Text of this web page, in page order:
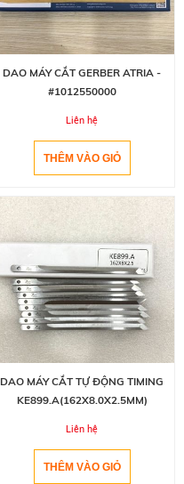
DAO MÁY CẮT GERBER ATRIA -
#1012550000
Liên hệ
DAO MÁY CẮT TỰ ĐỘNG TIMING
KE899.A(162X8.0X2.5MM)
Liên hệ